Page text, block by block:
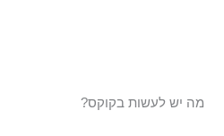
מה יש לעשות בקוקס?